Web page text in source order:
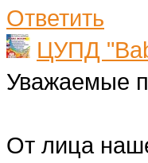
Ответить
ЦУПД
Уважаемые
От лица